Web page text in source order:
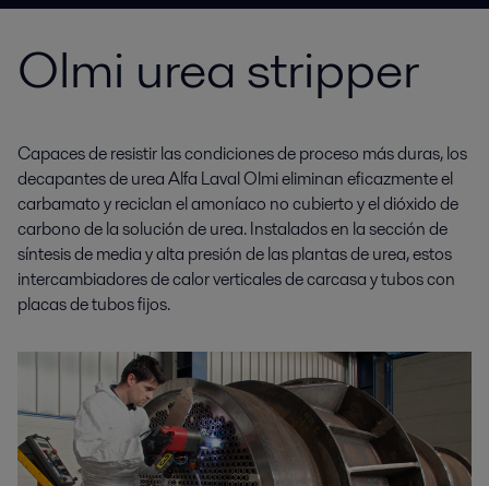
Olmi urea stripper
Capaces de resistir las condiciones de proceso más duras, los
decapantes de urea Alfa Laval Olmi eliminan eficazmente el
carbamato y reciclan el amoníaco no cubierto y el dióxido de
carbono de la solución de urea. Instalados en la sección de
síntesis de media y alta presión de las plantas de urea, estos
intercambiadores de calor verticales de carcasa y tubos con
placas de tubos fijos.